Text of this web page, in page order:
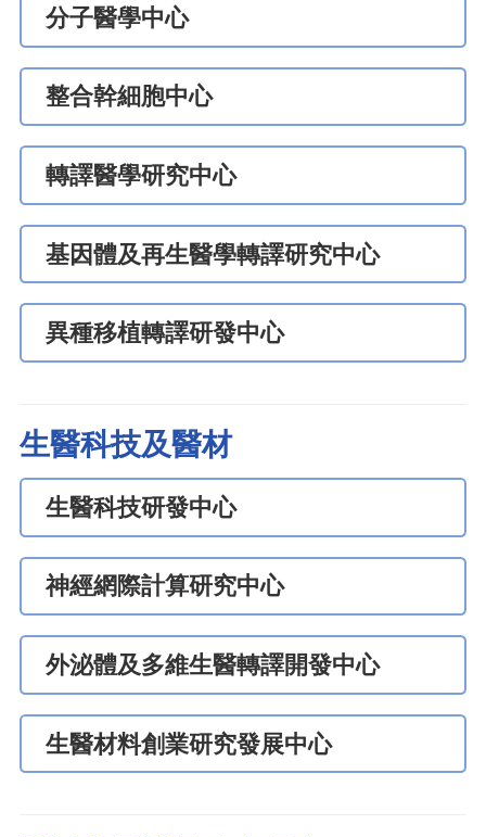
分子醫學中心
整合幹細胞中心
轉譯醫學研究中心
基因體及再生醫學轉譯研究中心
異種移植轉譯研發中心
生醫科技及醫材
生醫科技研發中心
神經網際計算研究中心
外泌體及多維生醫轉譯開發中心
生醫材料創業研究發展中心